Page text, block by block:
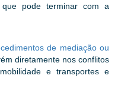
que pode terminar com a
de mediação ou
diretamente nos conflitos
e transportes e